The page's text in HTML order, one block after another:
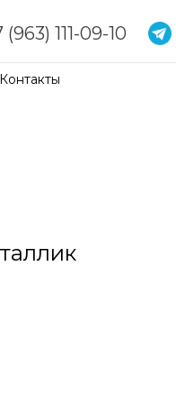
(963) 111-09-10
Контакты